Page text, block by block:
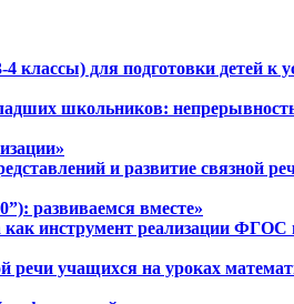
классы) для подготовки детей
школьников:
и развитие связной
развиваемся вместе»
инструмент реализации ФГОС
речи учащихся на уроках